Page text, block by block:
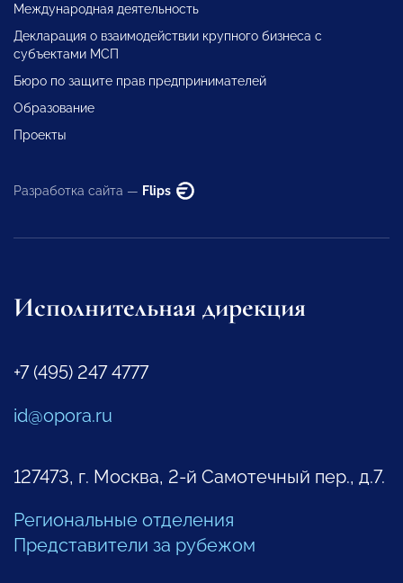
Международная деятельность
Декларация о взаимодействии крупного бизнеса с
субъектами МСП
Бюро по защите прав предпринимателей
Образование
Проекты
Разработка сайта — Flips
Исполнительная дирекция
+7 (495) 247 4777
id@opora.ru
127473, г. Москва, 2-й Самотечный пер., д.7.
Региональные отделения
Представители за рубежом